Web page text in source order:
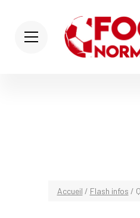
Accueil / Flash infos /